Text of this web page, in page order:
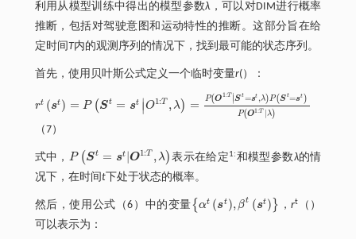
利用从模型训练中得出的模型参数λ，可以对DIM进行概率
推断，包括对驾驶意图和运动特性的推断。这部分旨在给
定时间T内的观测序列 的情况下，找到最可能的状态序列 。
首先，使用贝叶斯公式定义一个临时变量r(）：
rt (st ) = P ( St = st ∣∣O1:T ,λ) = P(O1:T ∣∣St=st ,λ)P( St=st )
P(O1:T |λ)
rts t=PS =s tO1: T,λ =PO1: TSt=st ,λPS =s PO1:Tλ
（7）
式中， P ( St = st |O1:T ,λ)
PS t=st| O1 :T,λ 表示在给定1:和模型参数λ的情
况下， 在时间t下处于状态的概率。
然后，使用公式（6）中的变量{ αt (st ), βt (st ) }
α tst, βtst ，rt （ ）
可以表示为：